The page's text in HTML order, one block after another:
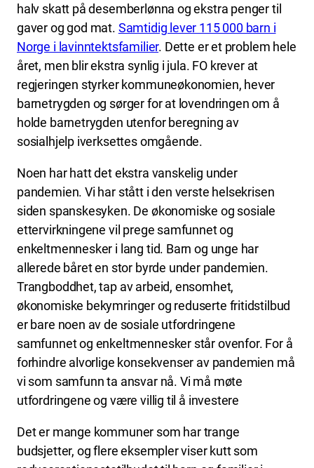
halv skatt på desemberlønna og ekstra penger til
gaver og god mat. Samtidig lever 115 000 barn i
Norge i lavinntektsfamilier. Dette er et problem hele
året, men blir ekstra synlig i jula. FO krever at
regjeringen styrker kommuneøkonomien, hever
barnetrygden og sørger for at lovendringen om å
holde barnetrygden utenfor beregning av
sosialhjelp iverksettes omgående.
Noen har hatt det ekstra vanskelig under
pandemien. Vi har stått i den verste helsekrisen
siden spanskesyken. De økonomiske og sosiale
ettervirkningene vil prege samfunnet og
enkeltmennesker i lang tid. Barn og unge har
allerede båret en stor byrde under pandemien.
Trangboddhet, tap av arbeid, ensomhet,
økonomiske bekymringer og reduserte fritidstilbud
er bare noen av de sosiale utfordringene
samfunnet og enkeltmennesker står ovenfor. For å
forhindre alvorlige konsekvenser av pandemien må
vi som samfunn ta ansvar nå. Vi må møte
utfordringene og være villig til å investere
Det er mange kommuner som har trange
budsjetter, og flere eksempler viser kutt som